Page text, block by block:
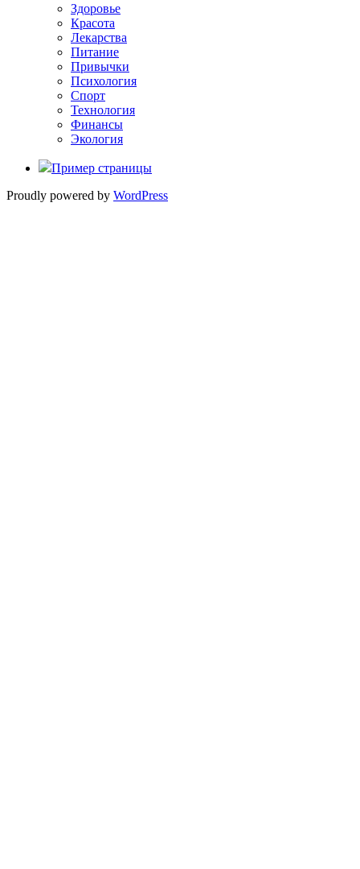
Здоровье
Красота
Лекарства
Питание
Привычки
Психология
Спорт
Технология
Финансы
Экология
Пример страницы
Proudly powered by WordPress